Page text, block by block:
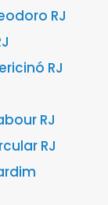
RJ
RJ
RJ
RJ